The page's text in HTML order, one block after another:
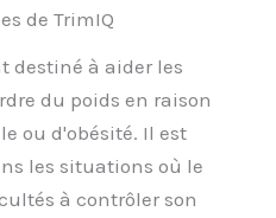
de TrimIQ
destiné à aider les
du poids en raison
ou d'obésité. Il est
les situations où le
à contrôler son